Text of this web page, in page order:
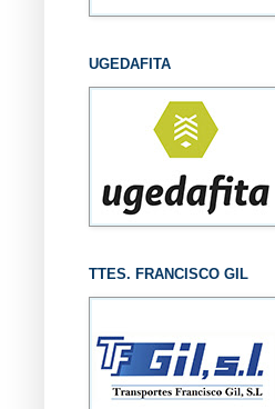
UGEDAFITA
TTES. FRANCISCO GIL